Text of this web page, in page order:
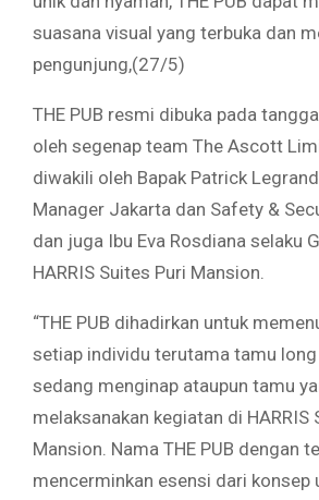
suasana visual yang terbuka dan
pengunjung,(27/5)
THE PUB resmi dibuka pada
oleh segenap team The Ascott
diwakili oleh Bapak Patrick
Manager Jakarta dan Safety &
dan juga Ibu Eva Rosdiana selaku
HARRIS Suites Puri Mansion.
“THE PUB dihadirkan untuk
setiap individu terutama tamu
sedang menginap ataupun tamu
melaksanakan kegiatan di HARRIS
Mansion. Nama THE PUB dengan
mencerminkan esensi dari konsep